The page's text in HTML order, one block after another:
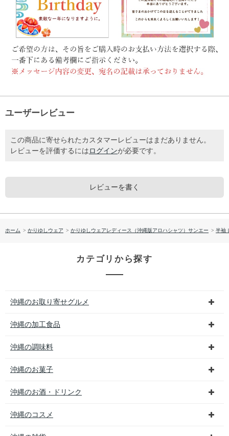
ユーザーレビュー
この商品に寄せられたカスタマーレビューはまだありません。
レビューを評価するには ログインが必要です。
レビューを書く
ホーム > かりゆしウェア > かりゆしウェアレディース（沖縄版アロハシャツ）サンエー > 半袖
カテゴリから探す
沖縄のお取り寄せグルメ
沖縄の加工食品
沖縄の調味料
沖縄のお菓子
沖縄のお酒・ドリンク
沖縄のコスメ